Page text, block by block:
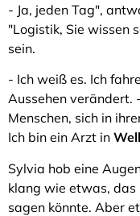
- Ja, jeden Tag",
"Logistik, Sie wissen
sein.
- Ich weiß es. Ich
Aussehen verändert.
Menschen, sich in
Ich bin ein Arzt in
Sylvia hob eine
klang wie etwas, das
sagen könnte. Aber